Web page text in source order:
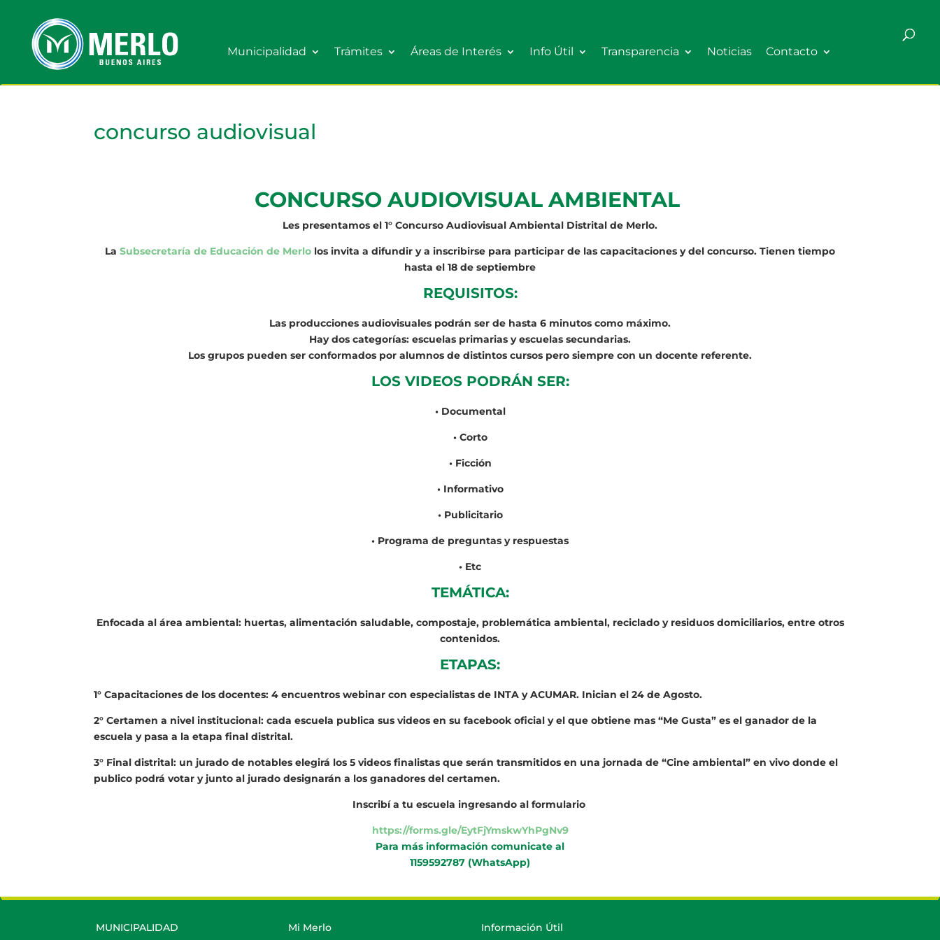
Municipalidad Trámites Áreas de Interés Info Útil Transparencia Noticias Contacto
concurso audiovisual
CONCURSO AUDIOVISUAL AMBIENTAL
Les presentamos el 1° Concurso Audiovisual Ambiental Distrital de Merlo.
La Subsecretaría de Educación de Merlo los invita a difundir y a inscribirse para participar de las capacitaciones y del concurso. Tienen tiempo
hasta el 18 de septiembre
REQUISITOS:
Las producciones audiovisuales podrán ser de hasta 6 minutos como máximo.
Hay dos categorías: escuelas primarias y escuelas secundarias.
Los grupos pueden ser conformados por alumnos de distintos cursos pero siempre con un docente referente.
LOS VIDEOS PODRÁN SER:
• Documental
• Corto
• Ficción
• Informativo
• Publicitario
• Programa de preguntas y respuestas
• Etc
TEMÁTICA:
Enfocada al área ambiental: huertas, alimentación saludable, compostaje, problemática ambiental, reciclado y residuos domiciliarios, entre otros
contenidos.
ETAPAS:
1° Capacitaciones de los docentes: 4 encuentros webinar con especialistas de INTA y ACUMAR. Inician el 24 de Agosto.
2° Certamen a nivel institucional: cada escuela publica sus videos en su facebook oficial y el que obtiene mas “Me Gusta” es el ganador de la
escuela y pasa a la etapa final distrital.
3° Final distrital: un jurado de notables elegirá los 5 videos finalistas que serán transmitidos en una jornada de “Cine ambiental” en vivo donde el
publico podrá votar y junto al jurado designarán a los ganadores del certamen.
Inscribí a tu escuela ingresando al formulario
https://forms.gle/EytFjYmskwYhPgNv9
Para más información comunicate al
1159592787 (WhatsApp)
MUNICIPALIDAD Mi Merlo Información Útil